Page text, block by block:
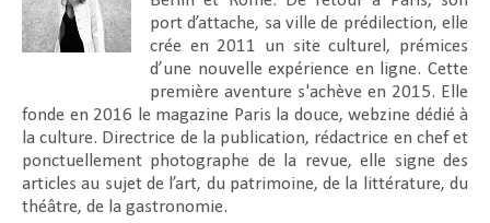
port d’attache, sa ville de prédilection, elle
crée en 2011 un site culturel, prémices
d’une nouvelle expérience en ligne. Cette
première aventure s'achève en 2015. Elle
fonde en 2016 le magazine Paris la douce, webzine dédié à
la culture. Directrice de la publication, rédactrice en chef et
ponctuellement photographe de la revue, elle signe des
articles au sujet de l’art, du patrimoine, de la littérature, du
théâtre, de la gastronomie.